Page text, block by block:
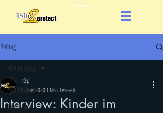
Beitrag
Alle Beiträge
Krav Maga
Alle Beiträge
Interview: Kinder im
t2p
3. Juni 20201 Min. Lesezeit